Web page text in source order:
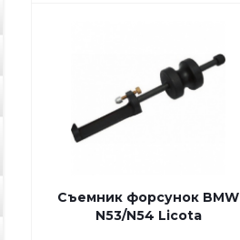
Съемник форсунок BMW
N53/N54 Licota